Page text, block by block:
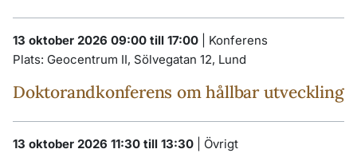
13 oktober 2026 09:00 till 17:00
Konferens
Plats: Geocentrum II, Sölvegatan 12, Lund
Doktorandkonferens om hållbar utveckling
13 oktober 2026 11:30 till 13:30
Övrigt